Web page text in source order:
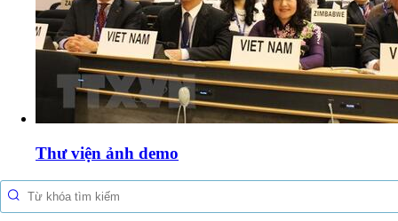
Thư viện ảnh demo